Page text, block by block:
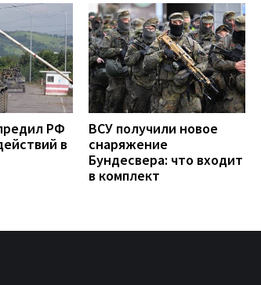
РФ
в
ВСУ получили новое
снаряжение
Бундесвера: что входит
в комплект